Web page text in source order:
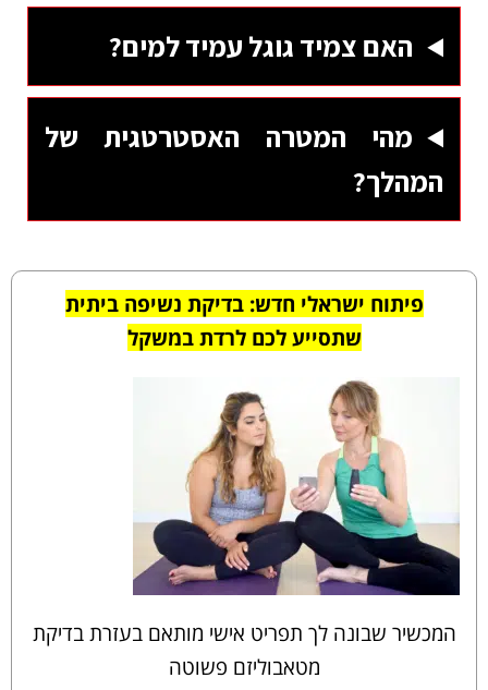
האם צמיד גוגל עמיד למים?
מהי המטרה האסטרטגית של
המהלך?
פיתוח ישראלי חדש: בדיקת נשיפה ביתית
שתסייע לכם לרדת במשקל
המכשיר שבונה לך תפריט אישי מותאם בעזרת בדיקת
מטאבוליזם פשוטה